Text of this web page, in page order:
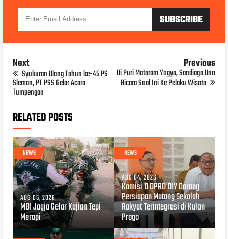
Next
Syukuran Ulang Tahun ke-45 PS
Sleman, PT PSS Gelar Acara
Tumpengan
Previous
Di Puri Mataram Yogya, Sandiaga Uno
Bicara Soal Ini Ke Pelaku Wisata
RELATED POSTS
NEWS
AUG 05, 2026
MBI Jogja Gelar Kajian Tepi
Merapi
NEWS
AUG 04, 2026
Komisi D DPRD DIY Dorong
Persiapan Matang Sekolah
Rakyat Terintegrasi di Kulon
Progo